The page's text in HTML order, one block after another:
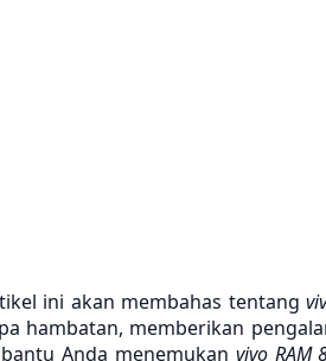
ini akan membahas tentang
hambatan, memberikan
Anda menemukan vivo RAM